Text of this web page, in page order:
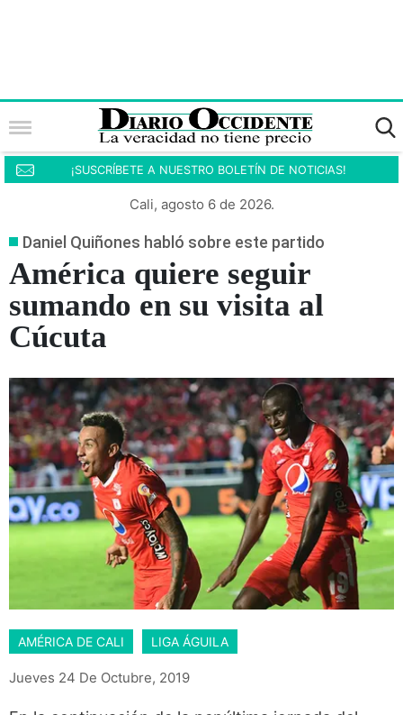
¡SUSCRÍBETE A NUESTRO BOLETÍN DE NOTICIAS!
Cali, agosto 6 de 2026.
Daniel Quiñones habló sobre este partido
América quiere seguir
sumando en su visita al
Cúcuta
AMÉRICA DE CALI LIGA ÁGUILA
Jueves 24 De Octubre, 2019